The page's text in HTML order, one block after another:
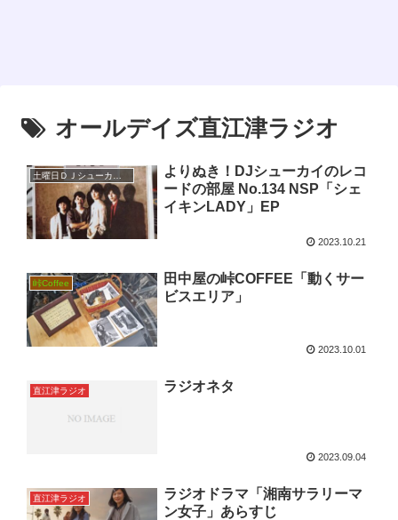
オールデイズ直江津ラジオ
よりぬき！DJシューカイのレコ
ードの部屋 No.134 NSP「シェ
イキンLADY」EP
2023.10.21
峠Coffee
田中屋の峠COFFEE「動くサー
ビスエリア」
2023.10.01
直江津ラジオ ラジオネタ
2023.09.04
直江津ラジオ
ラジオドラマ「湘南サラリーマ
ン女子」あらすじ